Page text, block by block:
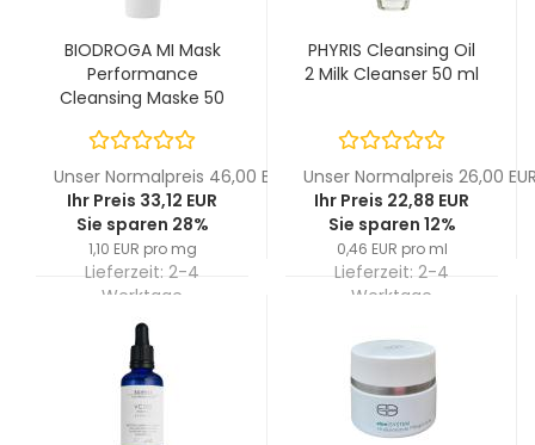
BIODROGA MI Mask
Performance
Cleansing Maske 50
Unser Normalpreis 46,00 EUR
Ihr Preis 33,12 EUR
Sie sparen 28%
1,10 EUR pro mg
Lieferzeit: 2-4
Werktage
PHYRIS Cleansing Oil
2 Milk Cleanser 50 ml
Unser Normalpreis 26,00
Ihr Preis 22,88 EUR
Sie sparen 12%
0,46 EUR pro ml
Lieferzeit: 2-4
Werktage